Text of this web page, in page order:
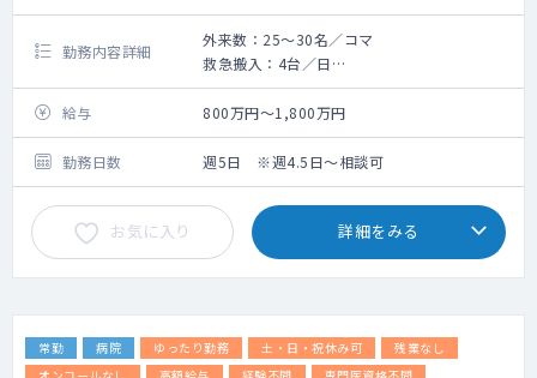
勤務内容詳細
外来数：25～30名／コマ
救急搬入：4台／日
急性期における外来、病棟、救急の対応とな
ります
臨床研修指定病院につき研修医とも関わる施
設です
給与 800万円～1,800万円
勤務日数 週5日 ※週4.5日～相談可
お気に入り 詳細をみる
常勤 病院 ゆったり勤務 土・日・祝休み可
残業なし
オンコールなし
高額給与 経験不問 専門医資格不問